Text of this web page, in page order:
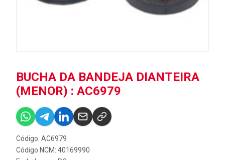
BUCHA DA BANDEJA DIANTEIRA
(MENOR) : AC6979
Código: AC6979
Código NCM: 40169990